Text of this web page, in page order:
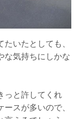
いたとしても、
な気持ちにしかな
っと許してくれ
スが多いので、